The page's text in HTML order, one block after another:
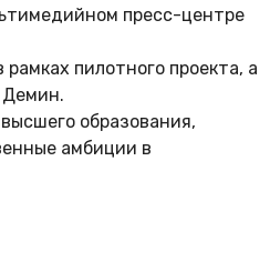
пресс-центре
пилотного проекта, а
Демин.
образования,
амбиции в